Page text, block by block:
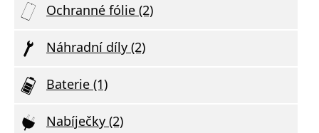
Ochranné fólie (2)
Náhradní díly (2)
Baterie (1)
Nabíječky (2)